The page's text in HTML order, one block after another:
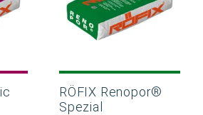
RÖFIX Renopor®
Spezial